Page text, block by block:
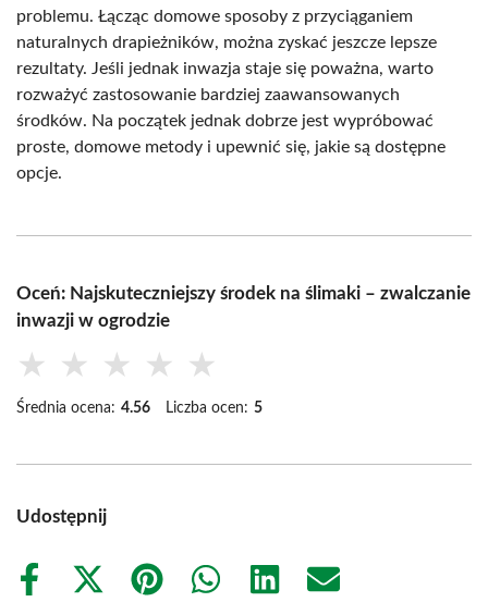
problemu. Łącząc domowe sposoby z przyciąganiem
naturalnych drapieżników, można zyskać jeszcze lepsze
rezultaty. Jeśli jednak inwazja staje się poważna, warto
rozważyć zastosowanie bardziej zaawansowanych
środków. Na początek jednak dobrze jest wypróbować
proste, domowe metody i upewnić się, jakie są dostępne
opcje.
Oceń: Najskuteczniejszy środek na ślimaki – zwalczanie
inwazji w ogrodzie
★ ★ ★ ★ ★
Średnia ocena: 4.56 Liczba ocen: 5
Udostępnij
Share
Share
Share
Share
Share
Share